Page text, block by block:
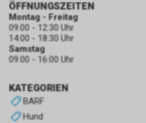
KATEGORIEN
BARF
Hund
ÖFFNUNGSZEITEN
Montag - Freitag
09:00 - 12:30 Uhr
14:00 - 18:30 Uhr
Samstag
09:00 - 16:00 Uhr